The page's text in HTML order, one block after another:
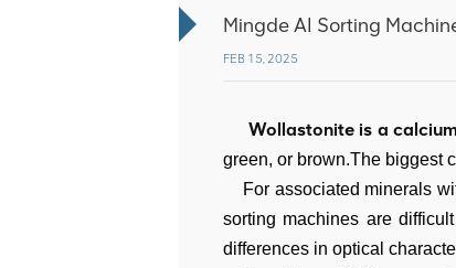
Mingde AI Sorting
FEB 15, 2025
Wollastonite is a
green, or brown.The biggest
For associated minerals
sorting machines are
differences in optical